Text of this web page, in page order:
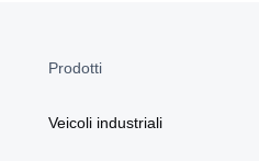
Prodotti
Veicoli industriali